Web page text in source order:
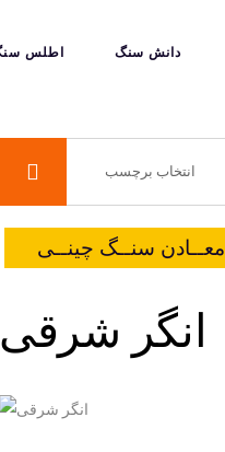
اطلس دانش سنگ
معــادن سنــگ چینــی
انگر شرقی